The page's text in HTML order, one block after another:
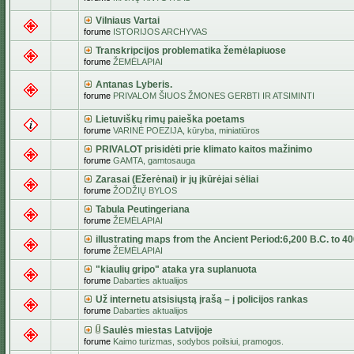
Vilniaus Vartai
forume ISTORIJOS ARCHYVAS
Transkripcijos problematika žemėlapiuose
forume ŽEMĖLAPIAI
Antanas Lyberis.
forume PRIVALOM ŠIUOS ŽMONES GERBTI IR ATSIMINTI
Lietuviškų rimų paieška poetams
forume VARINĖ POEZIJA, kūryba, miniatiūros
PRIVALOT prisidėti prie klimato kaitos mažinimo
forume GAMTA, gamtosauga
Zarasai (Ežerėnai) ir jų įkūrėjai sėliai
forume ŽODŽIŲ BYLOS
Tabula Peutingeriana
forume ŽEMĖLAPIAI
illustrating maps from the Ancient Period:6,200 B.C. to
forume ŽEMĖLAPIAI
"kiaulių gripo" ataka yra suplanuota
forume Dabarties aktualijos
Už internetu atsisiųstą įrašą – į policijos rankas
forume Dabarties aktualijos
Saulės miestas Latvijoje
forume Kaimo turizmas, sodybos poilsiui, pramogos.